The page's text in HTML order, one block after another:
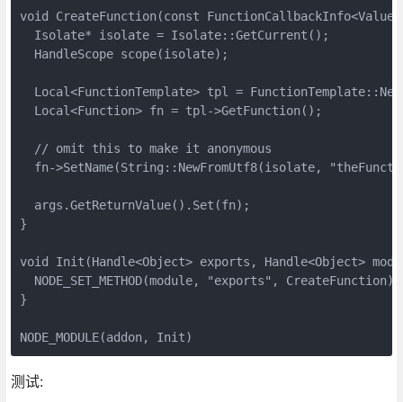
void CreateFunction(const
  Isolate* isolate = Isolate::GetCurrent();
  HandleScope scope(isolate);
Local<FunctionTemplate> tpl =
  Local<Function> fn = tpl->GetFunction();
  // omit this to make it anonymous
fn->SetName(String::NewFromUtf8(isolate,
  args.GetReturnValue().Set(fn);
}
void Init(Handle<Object> exports, Handle<Object>
  NODE_SET_METHOD(module, "exports", CreateFunction);
}
NODE_MODULE(addon, Init)
测试: